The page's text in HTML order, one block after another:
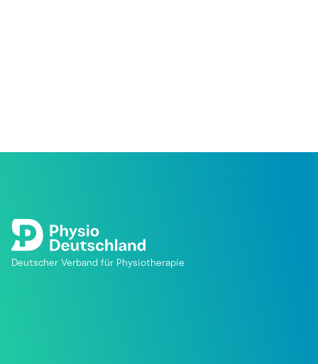
Deutscher Verband für Physiotherapie